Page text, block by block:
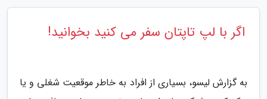
اگر با لپ تاپتان سفر می کنید بخوانید!
به گزارش لیسو، بسیاری از افراد به خاطر موقعیت شغلی و یا